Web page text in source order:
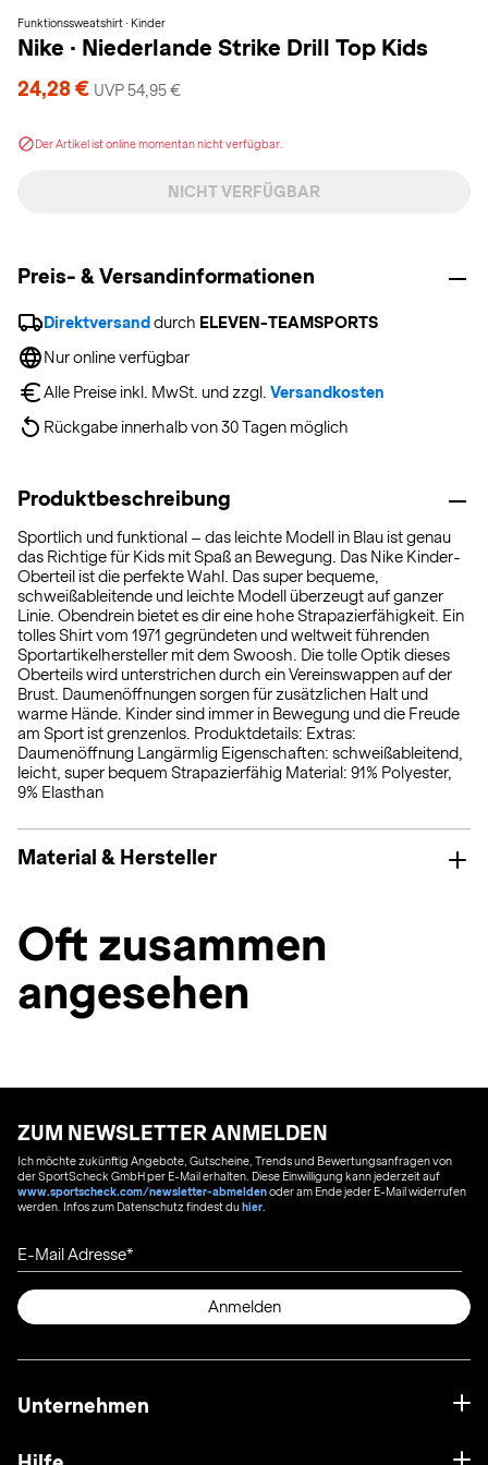
Funktionssweatshirt · Kinder
Nike · Niederlande Strike Drill Top Kids
24,28 € UVP 54,95 €
Der Artikel ist online momentan nicht verfügbar.
NICHT VERFÜGBAR
Preis- & Versandinformationen
Direktversand durch ELEVEN-TEAMSPORTS
Nur online verfügbar
Alle Preise inkl. MwSt. und zzgl. Versandkosten
Rückgabe innerhalb von 30 Tagen möglich
Produktbeschreibung
Sportlich und funktional – das leichte Modell in Blau ist genau
das Richtige für Kids mit Spaß an Bewegung. Das Nike Kinder-
Oberteil ist die perfekte Wahl. Das super bequeme,
schweißableitende und leichte Modell überzeugt auf ganzer
Linie. Obendrein bietet es dir eine hohe Strapazierfähigkeit. Ein
tolles Shirt vom 1971 gegründeten und weltweit führenden
Sportartikelhersteller mit dem Swoosh. Die tolle Optik dieses
Oberteils wird unterstrichen durch ein Vereinswappen auf der
Brust. Daumenöffnungen sorgen für zusätzlichen Halt und
warme Hände. Kinder sind immer in Bewegung und die Freude
am Sport ist grenzenlos. Produktdetails: Extras:
Daumenöffnung Langärmlig Eigenschaften: schweißableitend,
leicht, super bequem Strapazierfähig Material: 91% Polyester,
9% Elasthan
Material & Hersteller
Oft zusammen
angesehen
ZUM NEWSLETTER ANMELDEN
Ich möchte zukünftig Angebote, Gutscheine, Trends und Bewertungsanfragen von
der SportScheck GmbH per E-Mail erhalten. Diese Einwilligung kann jederzeit auf
www.sportscheck.com/newsletter-abmeldenoder am Ende jeder E-Mail widerrufen
werden. Infos zum Datenschutz findest duhier
E-Mail Adresse
Anmelden
Unternehmen